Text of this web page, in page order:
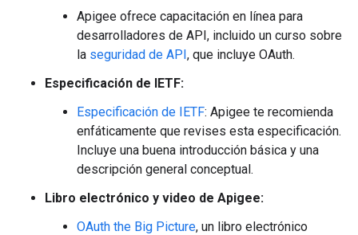
Apigee ofrece capacitación en línea para
desarrolladores de API, incluido un curso sobre
la seguridad de API, que incluye OAuth.
Especificación de IETF:
Especificación de IETF: Apigee te recomienda
enfáticamente que revises esta especificación.
Incluye una buena introducción básica y una
descripción general conceptual.
Libro electrónico y video de Apigee:
OAuth the Big Picture, un libro electrónico